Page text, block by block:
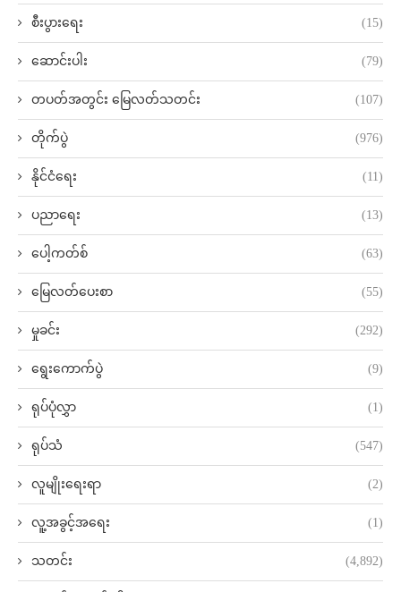
စီးပွားရေး (15)
ဆောင်းပါး (79)
တပတ်အတွင်း မြေလတ်သတင်း (107)
တိုက်ပွဲ (976)
နိုင်ငံရေး (11)
ပညာရေး (13)
ပေါ့ကတ်စ် (63)
မြေလတ်ပေးစာ (55)
မှုခင်း (292)
ရွေးကောက်ပွဲ (9)
ရုပ်ပုံလွှာ (1)
ရုပ်သံ (547)
လူမျိုးရေးရာ (2)
လူ့အခွင့်အရေး (1)
သတင်း (4,892)